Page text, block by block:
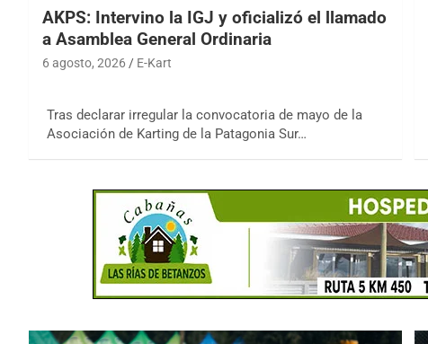
AKPS: Intervino la IGJ y oficializó el llamado
a Asamblea General Ordinaria
6 agosto, 2026 E-Kart
Tras declarar irregular la convocatoria de mayo de la
Asociación de Karting de la Patagonia Sur…